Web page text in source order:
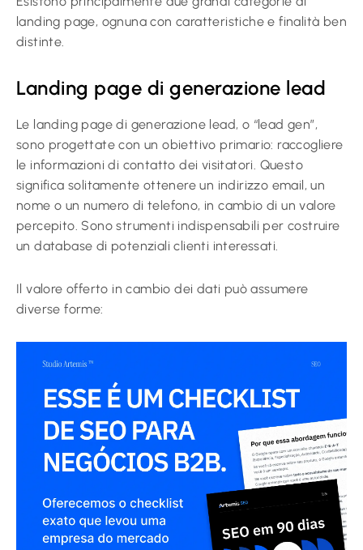
landing page, ognuna con caratteristiche e finalità ben
distinte.
Landing page di generazione lead
Le landing page di generazione lead, o “lead gen”,
sono progettate con un obiettivo primario: raccogliere
le informazioni di contatto dei visitatori. Questo
significa solitamente ottenere un indirizzo email, un
nome o un numero di telefono, in cambio di un valore
percepito. Sono strumenti indispensabili per costruire
un database di potenziali clienti interessati.
Il valore offerto in cambio dei dati può assumere
diverse forme: